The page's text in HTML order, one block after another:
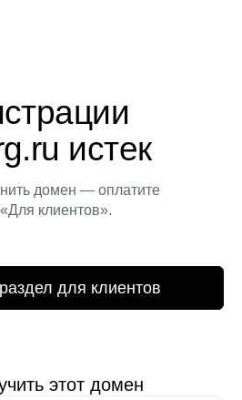
истек
домен — оплатите
клиентов».
для клиентов
этот домен